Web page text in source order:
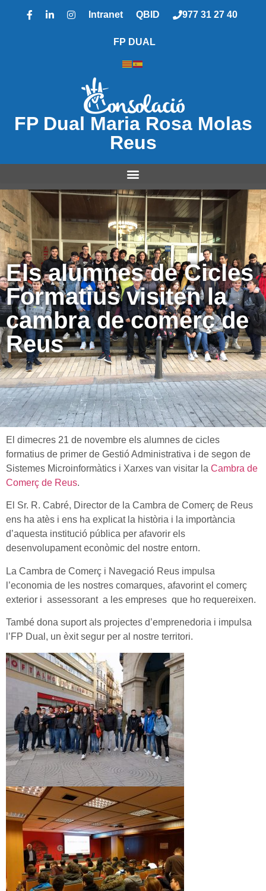
Intranet QBID 977 31 27 40
FP DUAL
FP Dual Maria Rosa Molas
Reus
Els alumnes de Cicles
Formatius visiten la
cambra de comerç de
Reus
El dimecres 21 de novembre els alumnes de cicles
formatius de primer de Gestió Administrativa i de segon de
Sistemes Microinformàtics i Xarxes van visitar la Cambra de
Comerç de Reus.
El Sr. R. Cabré, Director de la Cambra de Comerç de Reus
ens ha atès i ens ha explicat la història i la importància
d’aquesta institució pública per afavorir els
desenvolupament econòmic del nostre entorn.
La Cambra de Comerç i Navegació Reus impulsa
l’economia de les nostres comarques, afavorint el comerç
exterior i assessorant a les empreses que ho requereixen.
També dona suport als projectes d’emprenedoria i impulsa
l’FP Dual, un èxit segur per al nostre territori.